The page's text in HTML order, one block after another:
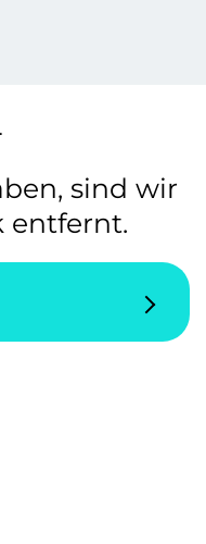
sind wir
entfernt.